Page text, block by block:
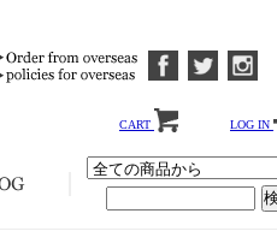
CART LOG IN